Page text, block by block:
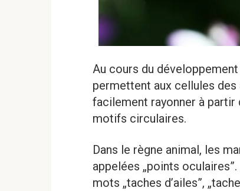
Au cours du
permettent aux cellules
facilement rayonner à partir
motifs circulaires.
Dans le règne animal, les
appelées „points
mots „taches d’ailes”,